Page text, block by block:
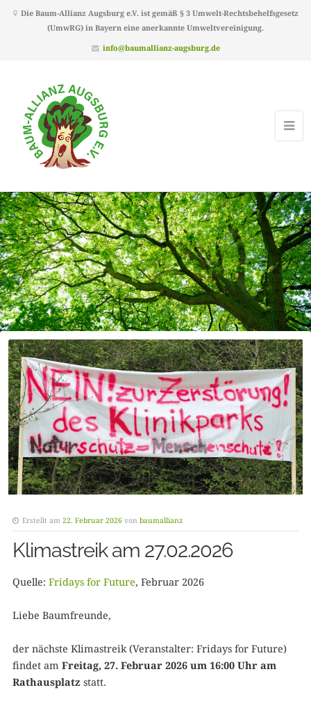
Die Baum-Allianz Augsburg e.V. ist gemäß § 3 Umwelt-Rechtsbehelfsgesetz
(UmwRG) in Bayern eine anerkannte Umweltvereinigung.
info@baumallianz-augsburg.de
Erstellt am 22. Februar 2026 von baumallianz
Klimastreik am 27.02.2026
Quelle: Fridays for Future, Februar 2026
Liebe Baumfreunde,
der nächste Klimastreik (Veranstalter: Fridays for Future)
findet am Freitag, 27. Februar 2026 um 16:00 Uhr am
Rathausplatzstatt.